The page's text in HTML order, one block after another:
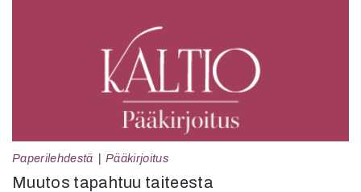
Paperilehdestä Pääkirjoitus
Muutos tapahtuu taiteesta